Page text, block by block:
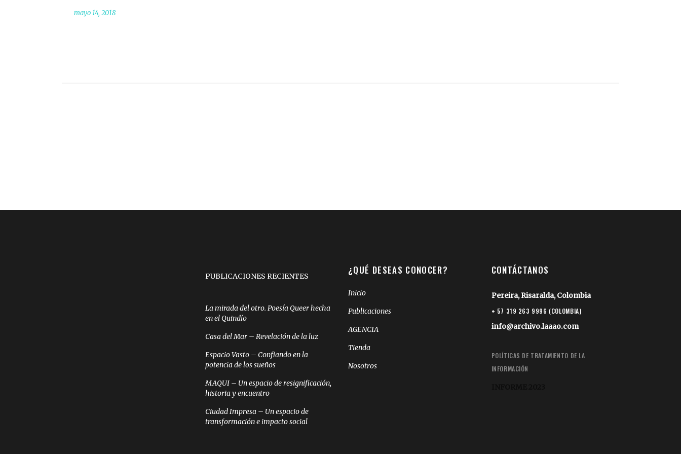
mayo 14, 2018
PUBLICACIONES RECIENTES
La mirada del otro. Poesía Queer hecha
en el Quindío
Casa del Mar – Revelación de la luz
Espacio Vasto – Confiando en la
potencia de los sueños
MAQUI – Un espacio de resignificación,
historia y encuentro
Ciudad Impresa – Un espacio de
transformación e impacto social
¿QUÉ DESEAS CONOCER?
Inicio
Publicaciones
AGENCIA
Tienda
Nosotros
CONTÁCTANOS
Pereira, Risaralda, Colombia
+ 57 319 263 9996 (COLOMBIA)
info@archivo.laaao.com
POLÍTICAS DE TRATAMIENTO DE LA
INFORMACIÓN